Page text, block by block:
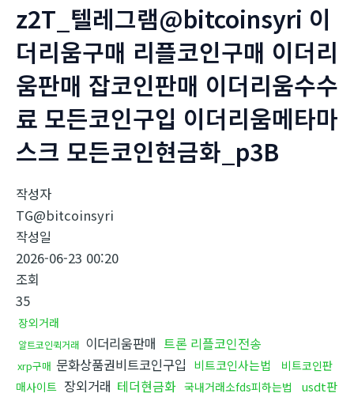
z2T_텔레그램@bitcoinsyri 이
더리움구매 리플코인구매 이더리
움판매 잡코인판매 이더리움수수
료 모든코인구입 이더리움메타마
스크 모든코인현금화_p3B
작성자
TG@bitcoinsyri
작성일
2026-06-23 00:20
조회
35
장외거래
알트코인퀵거래 이더리움판매 트론 리플코인전송
xrp구매 문화상품권비트코인구입 비트코인사는법
비트코인판
매사이트 장외거래 테더현금화 국내거래소fds피하는법
usdt판